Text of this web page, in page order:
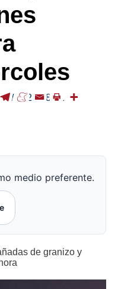
/ 2021-08-31
medio preferente.
de granizo y